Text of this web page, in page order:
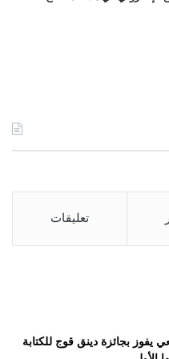
تعليقات
يفوز بجائزة دينق قوج للكتابة